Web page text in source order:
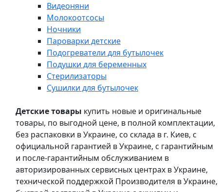
Видеоняни
Молокоотсосы
Ночники
Пароварки детские
Подогреватели для бутылочек
Подушки для беременных
Стерилизаторы
Сушилки для бутылочек
Детские товары купить новые и оригинальные
товары, по выгодной цене, в полной комплектации,
без распаковки в Украине, со склада в г. Киев, с
официальной гарантией в Украине, с гарантийным
и после-гарантийным обслуживанием в
авторизированных сервисных центрах в Украине,
технической поддержкой Производителя в Украине,